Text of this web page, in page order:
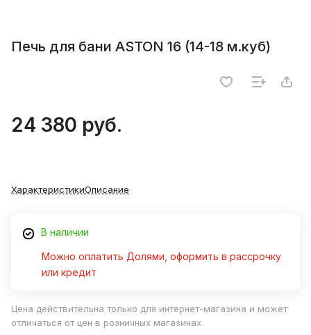
Печь для бани ASTON 16 (14-18 м.куб)
24 380 руб.
ХарактеристикиОписание
В наличии
Можно оплатить Долями, оформить в рассрочку
или кредит
Цена действительна только для интернет-магазина и может
отличаться от цен в розничных магазинах